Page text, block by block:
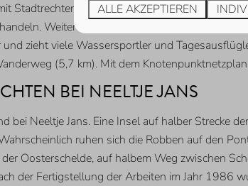
Stadtrechten. Sie hatte eine besondere
Weitere Informationen über diese
und zieht viele Wassersportler und
(5,7 km). Mit dem
BEI NEELTJE JANS
bei Neeltje Jans. Eine Insel auf halber Strecke
ruhen sich die Robben auf den
Oosterschelde, auf halbem Weg zwischen
der Fertigstellung der Arbeiten im Jahr 1986
ALLE AKZEPTIEREN